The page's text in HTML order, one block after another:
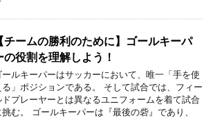
チームの勝利のために】ゴールキーパ
の役割を理解しよう！
ールキーパーはサッカーにおいて、唯一「手を使
る」ポジションである。 そして試合では、フィー
ドプレーヤーとは異なるユニフォームを着て試合
挑む。 ゴールキーパーは『最後の砦』であり、